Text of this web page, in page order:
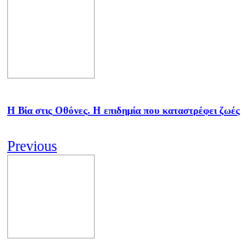
Η Βία στις Οθόνες. Η επιδημία που καταστρέφει ζωές
Previous